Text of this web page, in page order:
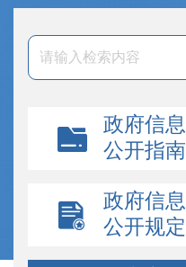
政府信息
公开指南
政府信息
公开规定